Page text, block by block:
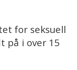
for seksuell
på i over 15